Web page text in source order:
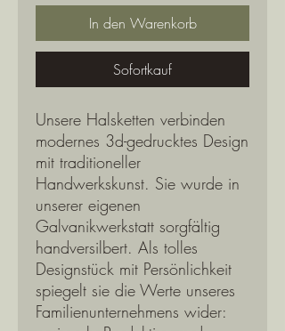
In den Warenkorb
Sofortkauf
Unsere Halsketten verbinden
modernes 3d-gedrucktes Design
mit traditioneller
Handwerkskunst. Sie wurde in
unserer eigenen
Galvanikwerkstatt sorgfältig
handversilbert. Als tolles
Designstück mit Persönlichkeit
spiegelt sie die Werte unseres
Familienunternehmens wider: